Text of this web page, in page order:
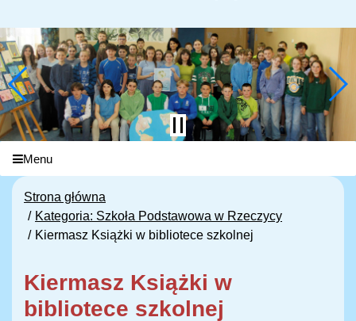
Menu
Strona główna
Kategoria: Szkoła Podstawowa w Rzeczycy
Kiermasz Książki w bibliotece szkolnej
Kiermasz Książki w
bibliotece szkolnej